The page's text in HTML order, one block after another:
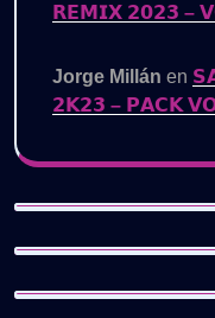
𝗥𝗘𝗠𝗜𝗫 𝟮𝟬𝟮𝟯 –
Jorge Millán en
𝟮𝗞𝟮𝟯 – 𝗣𝗔𝗖𝗞